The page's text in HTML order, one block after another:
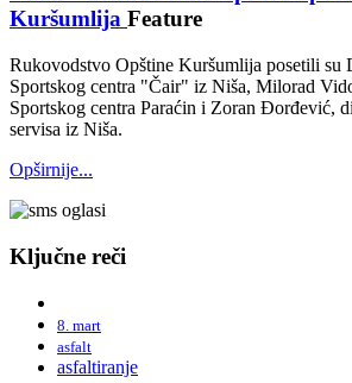
Kuršumlija Feature
Rukovodstvo Opštine Kuršumlija posetili su
Sportskog centra "Čair" iz Niša, Milorad
Sportskog centra Paraćin i Zoran Đorđević,
servisa iz Niša.
Opširnije...
Ključne reči
8. mart
asfalt
asfaltiranje